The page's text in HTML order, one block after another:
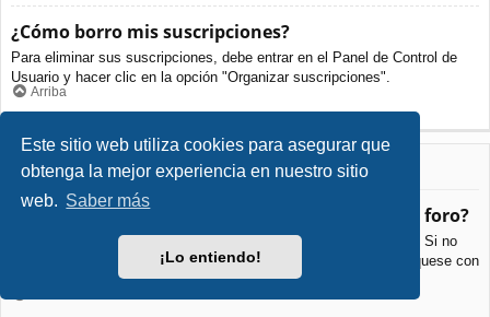
Este sitio web utiliza cookies para asegurar que
obtenga la mejor experiencia en nuestro sitio
web. Saber más
¡Lo entiendo!
¿Cómo borro mis suscripciones?
Para eliminar sus suscripciones, debe entrar en el Panel de Control de
Usuario y hacer clic en la opción "Organizar suscripciones".
Arriba
Archivos Adjuntos
¿Qué archivos adjuntos son permitidos en este foro?
Cada foro puede permitir o no ciertos tipos de archivos adjuntos. Si no
está seguro de que tipos de archivos se pueden cargar, comuníquese con
La Administración para obtener más información.